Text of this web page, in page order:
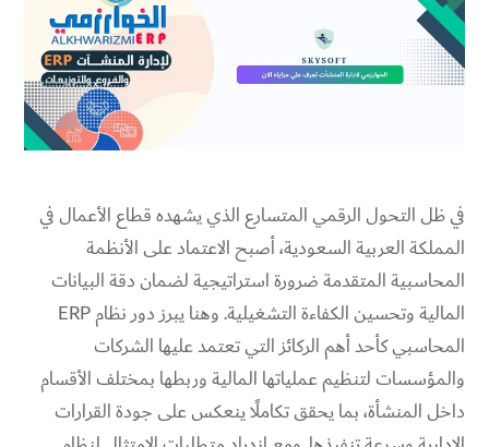
في ظل التحول الرقمي المتسارع الذي يشهده قطاع الأعمال في
المملكة العربية السعودية، أصبح الاعتماد على الأنظمة
المحاسبية المتقدمة ضرورة استراتيجية لضمان دقة البيانات
المالية وتحسين الكفاءة التشغيلية. وهنا يبرز دور نظام ERP
المحاسبي كأحد أهم الركائز التي تعتمد عليها الشركات
والمؤسسات لتنظيم عملياتها المالية وربطها بمختلف الأقسام
داخل المنشأة، بما يحقق تكاملًا ينعكس على جودة القرارات